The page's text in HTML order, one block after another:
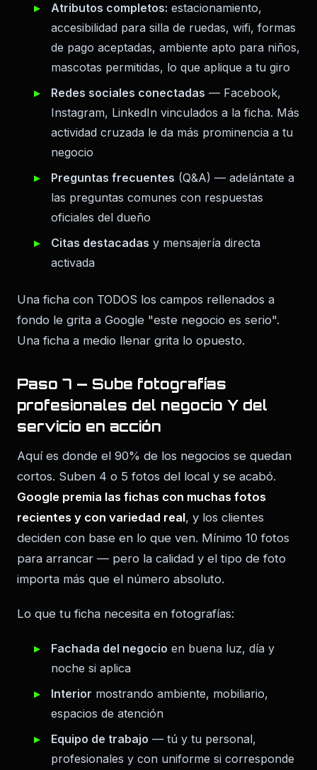
Atributos completos: estacionamiento,
accesibilidad para silla de ruedas, wifi, formas
de pago aceptadas, ambiente apto para niños,
mascotas permitidas, lo que aplique a tu giro
Redes sociales conectadas — Facebook,
Instagram, LinkedIn vinculados a la ficha. Más
actividad cruzada le da más prominencia a tu
negocio
Preguntas frecuentes (Q&A) — adelántate a
las preguntas comunes con respuestas
oficiales del dueño
Citas destacadas y mensajería directa
activada
Una ficha con TODOS los campos rellenados a
fondo le grita a Google "este negocio es serio".
Una ficha a medio llenar grita lo opuesto.
Paso 7 — Sube fotografías
profesionales del negocio Y del
servicio en acción
Aquí es donde el 90% de los negocios se quedan
cortos. Suben 4 o 5 fotos del local y se acabó.
Google premia las fichas con muchas fotos
recientes y con variedad real, y los clientes
deciden con base en lo que ven. Mínimo 10 fotos
para arrancar — pero la calidad y el tipo de foto
importa más que el número absoluto.
Lo que tu ficha necesita en fotografías:
Fachada del negocio en buena luz, día y
noche si aplica
Interior mostrando ambiente, mobiliario,
espacios de atención
Equipo de trabajo — tú y tu personal,
profesionales y con uniforme si corresponde